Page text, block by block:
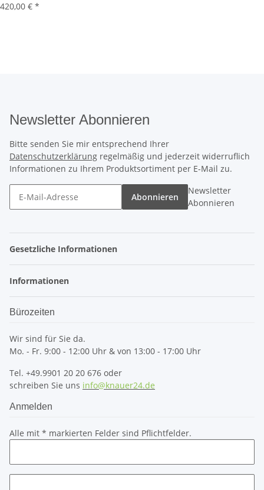
420,00 € *
Newsletter Abonnieren
Bitte senden Sie mir entsprechend Ihrer
Datenschutzerklärung regelmäßig und jederzeit widerruflich
Informationen zu Ihrem Produktsortiment per E-Mail zu.
Abonnieren
Newsletter
Abonnieren
Gesetzliche Informationen
Informationen
Bürozeiten
Wir sind für Sie da.
Mo. - Fr. 9:00 - 12:00 Uhr & von 13:00 - 17:00 Uhr
Tel. +49.9901 20 20 676 oder
schreiben Sie uns info@knauer24.de
Anmelden
Alle mit * markierten Felder sind Pflichtfelder.